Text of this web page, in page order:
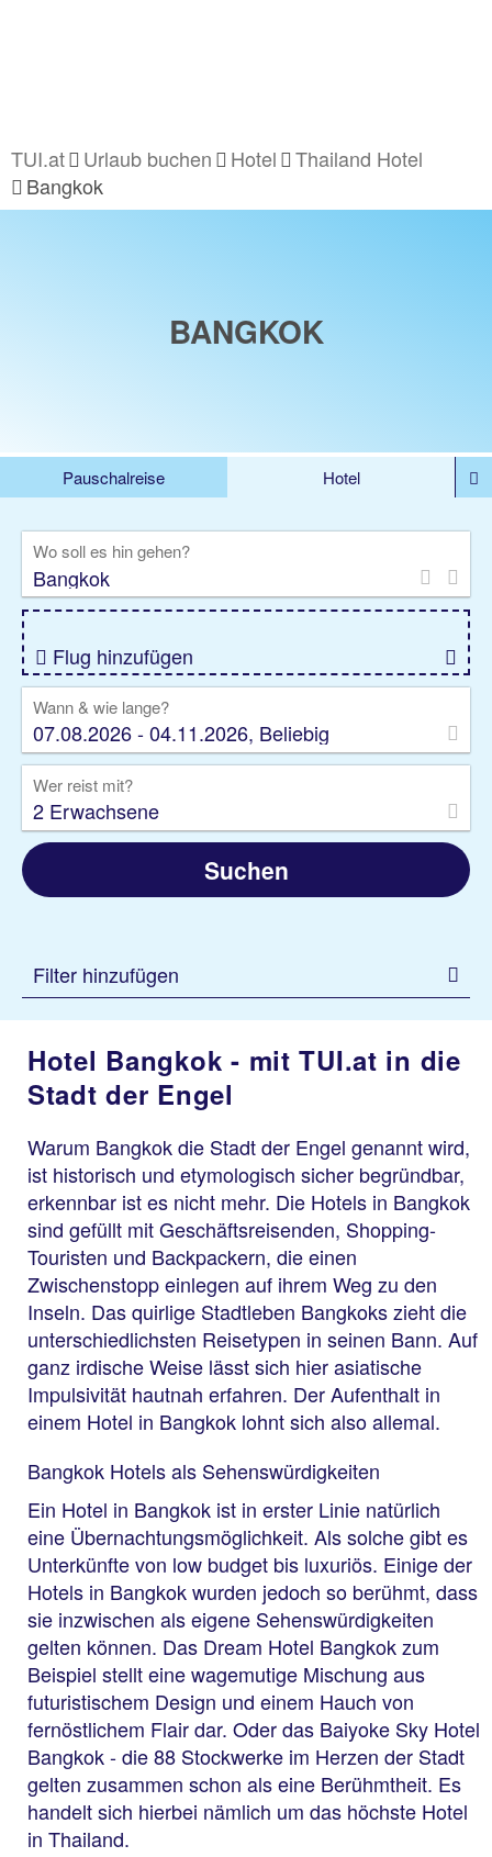
TUI.at Urlaub buchen Hotel
Thailand Hotel
Bangkok
BANGKOK
Pauschalreise
Hotel
Rundreise
Kreuzfahrt
Gruppenreise
Camper Privattransfer
Wo soll es hin gehen?
Flug hinzufügen
Wann & wie lange?
07.08.2026 - 04.11.2026, Beliebig
Wer reist mit?
2 Erwachsene
Suchen
Filter hinzufügen
Hotel Bangkok - mit TUI.at in die
Stadt der Engel
Warum Bangkok die Stadt der Engel genannt wird,
ist historisch und etymologisch sicher begründbar,
erkennbar ist es nicht mehr. Die Hotels in Bangkok
sind gefüllt mit Geschäftsreisenden, Shopping-
Touristen und Backpackern, die einen
Zwischenstopp einlegen auf ihrem Weg zu den
Inseln. Das quirlige Stadtleben Bangkoks zieht die
unterschiedlichsten Reisetypen in seinen Bann. Auf
ganz irdische Weise lässt sich hier asiatische
Impulsivität hautnah erfahren. Der Aufenthalt in
einem Hotel in Bangkok lohnt sich also allemal.
Bangkok Hotels als Sehenswürdigkeiten
Ein Hotel in Bangkok ist in erster Linie natürlich
eine Übernachtungsmöglichkeit. Als solche gibt es
Unterkünfte von low budget bis luxuriös. Einige der
Hotels in Bangkok wurden jedoch so berühmt, dass
sie inzwischen als eigene Sehenswürdigkeiten
gelten können. Das Dream Hotel Bangkok zum
Beispiel stellt eine wagemutige Mischung aus
futuristischem Design und einem Hauch von
fernöstlichem Flair dar. Oder das Baiyoke Sky Hotel
Bangkok - die 88 Stockwerke im Herzen der Stadt
gelten zusammen schon als eine Berühmtheit. Es
handelt sich hierbei nämlich um das höchste Hotel
in Thailand.